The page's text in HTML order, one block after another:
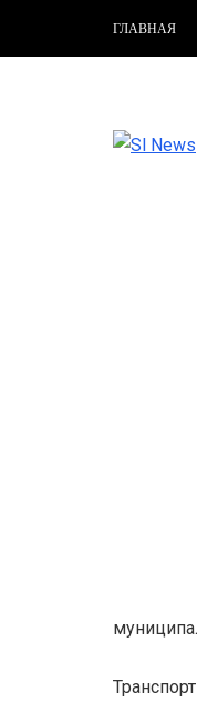
ГЛАВНАЯ